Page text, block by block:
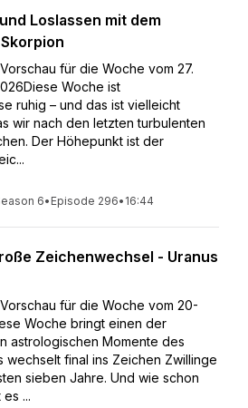
Loslassen mit dem
für die Woche vom 27.
Woche ist
ruhig – und das ist vielleicht
wir nach den letzten turbulenten
Der Höhepunkt ist der
6• Episode 296• 16:44
Zeichenwechsel - Uranus
für die Woche vom 20-
Woche bringt einen der
astrologischen Momente des
wechselt final ins Zeichen Zwillinge
sieben Jahre. Und wie schon
...